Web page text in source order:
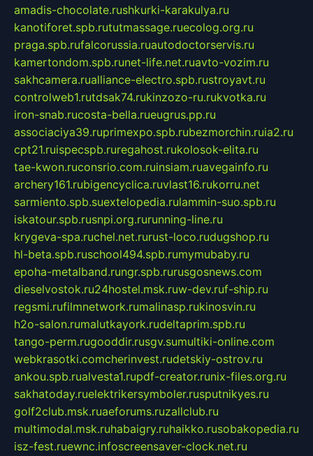
amadis-chocolate.rushkurki-karakulya.ru
kanotiforet.spb.rututmassage.ruecolog.org.ru
praga.spb.rufalcorussia.ruautodoctorservis.ru
kamertondom.spb.runet-life.net.ruavto-vozim.ru
sakhcamera.rualliance-electro.spb.rustroyavt.ru
controlweb1.rutdsak74.rukinzozo-ru.rukvotka.ru
iron-snab.rucosta-bella.rueugrus.pp.ru
associaciya39.ruprimexpo.spb.rubezmorchin.ruia2.ru
cpt21.ruispecspb.ruregahost.rukolosok-elita.ru
tae-kwon.ruconsrio.com.ruinsiam.ruavegainfo.ru
archery161.rubigencyclica.ruvlast16.rukorru.net
sarmiento.spb.suextelopedia.rulammin-suo.spb.ru
iskatour.spb.rusnpi.org.rurunning-line.ru
krygeva-spa.ruchel.net.rurust-loco.rudugshop.ru
hl-beta.spb.ruschool494.spb.rumymubaby.ru
epoha-metalband.rungr.spb.rurusgosnews.com
dieselvostok.ru24hostel.msk.ruw-dev.ruf-ship.ru
regsmi.rufilmnetwork.rumalinasp.rukinosvin.ru
h2o-salon.rumalutkayork.rudeltaprim.spb.ru
tango-perm.rugooddir.rusgv.sumultiki-online.com
webkrasotki.comcherinvest.rudetskiy-ostrov.ru
ankou.spb.rualvesta1.rupdf-creator.runix-files.org.ru
sakhatoday.ruelektrikersymboler.rusputnikyes.ru
golf2club.msk.ruaeforums.ruzallclub.ru
multimodal.msk.ruhabaigry.ruhaikko.rusobakopedia.ru
isz-fest.ruewnc.infoscreensaver-clock.net.ru